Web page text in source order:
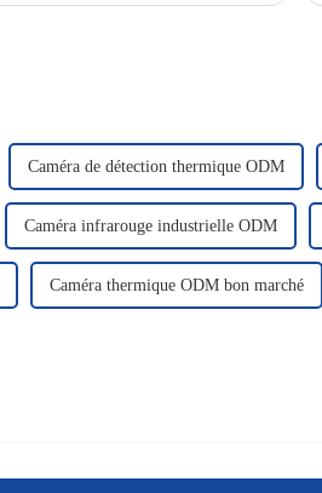
Caméra de détection thermique ODM
Caméra infrarouge industrielle ODM
Caméra thermique ODM bon marché